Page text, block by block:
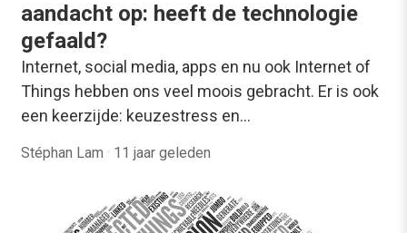
aandacht op: heeft de technologie
gefaald?
Internet, social media, apps en nu ook Internet of
Things hebben ons veel moois gebracht. Er is ook
een keerzijde: keuzestress en…
Stéphan Lam · 11 jaar geleden